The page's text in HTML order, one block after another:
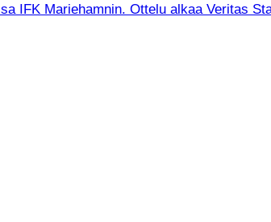
IFK Mariehamnin. Ottelu alkaa Veritas